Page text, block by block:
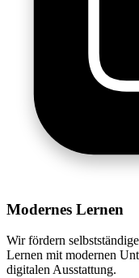
Modernes Lernen
Wir fördern
Lernen mit modernen
digitalen Ausstattung.